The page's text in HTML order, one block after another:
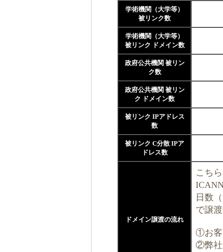
学術機関（大学等）
被リンク数
学術機関（大学等）
被リンク ドメイン数
政府公共機関 被リン
ク数
政府公共機関 被リン
ク ドメイン数
被リンク IPアドレス
数
被リンク C分散 IPア
ドレス数
ドメイン譲渡の流れ
こち
日数
で譲
①お客
②弊社